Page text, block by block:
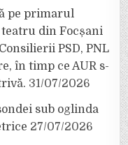
pe primarul
din Focșani
PSD, PNL
în timp ce AUR s-
31/07/2026
sub oglinda
27/07/2026